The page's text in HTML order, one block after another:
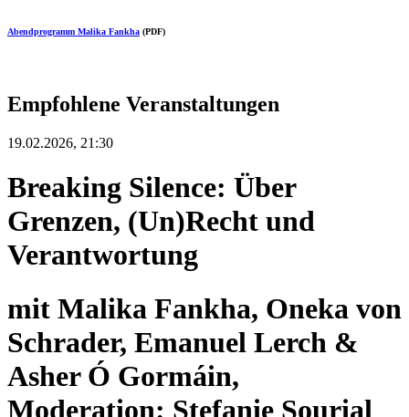
Abendprogramm Malika Fankha (PDF)
Empfohlene Veranstaltungen
19.02.2026, 21:30
Breaking Silence: Über
Grenzen, (Un)Recht und
Verantwortung
mit Malika Fankha, Oneka von
Schrader, Emanuel Lerch &
Asher Ó Gormáin,
Moderation: Stefanie Sourial